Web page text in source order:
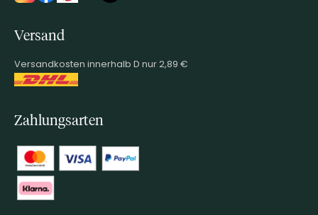
Versand
Versandkosten innerhalb D nur 2,89 €
Zahlungsarten